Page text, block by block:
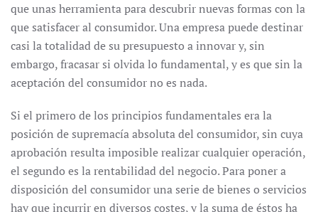
que unas herramienta para descubrir nuevas formas con la
que satisfacer al consumidor. Una empresa puede destinar
casi la totalidad de su presupuesto a innovar y, sin
embargo, fracasar si olvida lo fundamental, y es que sin la
aceptación del consumidor no es nada.
Si el primero de los principios fundamentales era la
posición de supremacía absoluta del consumidor, sin cuya
aprobación resulta imposible realizar cualquier operación,
el segundo es la rentabilidad del negocio. Para poner a
disposición del consumidor una serie de bienes o servicios
hay que incurrir en diversos costes, y la suma de éstos ha